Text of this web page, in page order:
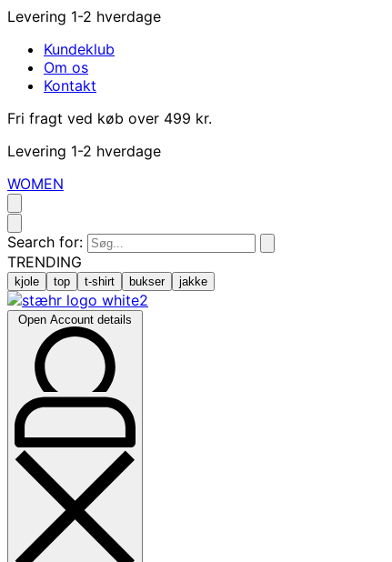
Levering 1-2 hverdage
Kundeklub
Om os
Kontakt
Fri fragt ved køb over 499 kr.
Levering 1-2 hverdage
WOMEN
Search for:
TRENDING
kjole top t-shirt bukser jakke
Open Account details